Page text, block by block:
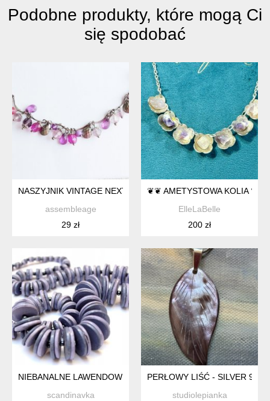
Podobne produkty, które mogą Ci
się spodobać
NASZYJNIK VINTAGE NEXT
assembleage
29 zł
❦❦ AMETYSTOWA KOLIA ❦❦
ElleLaBelle
200 zł
NIEBANALNE LAWENDOWE WRZOSOWE PASTYLKI KORALE
scandinavka
PERŁOWY LIŚĆ - SILVER 925
studiolepianka